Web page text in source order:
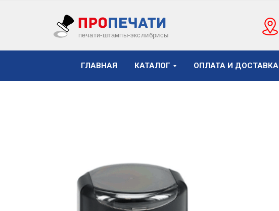
печати-штампы-экслибрисы
ГЛАВНАЯ КАТАЛОГ ОПЛАТА И ДОСТАВКА